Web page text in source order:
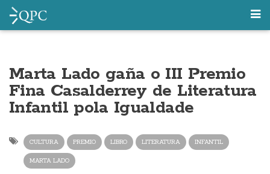
Marta Lado gaña o III Premio
Fina Casalderrey de Literatura
Infantil pola Igualdade
CULTURA PREMIO LIBRO LITERATURA INFANTIL
MARTA LADO